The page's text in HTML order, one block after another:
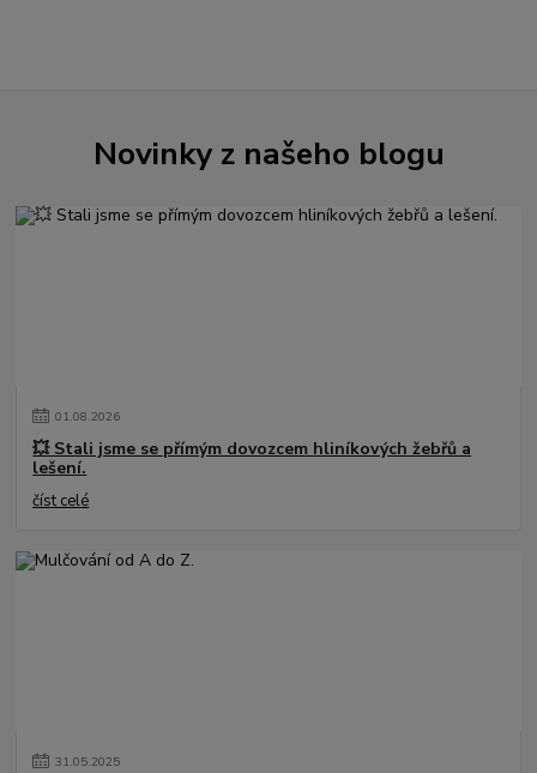
Novinky z našeho blogu
01.08.2026
💥 Stali jsme se přímým dovozcem hliníkových žebřů a
lešení.
číst celé
31.05.2025